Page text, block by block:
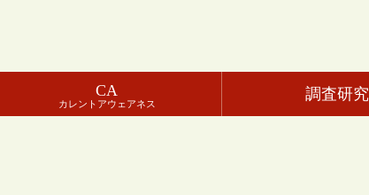
CA
カレントアウェアネス
調査研究